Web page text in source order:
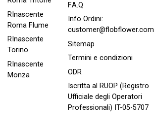
RInascente
Roma FIume
RInascente
Torino
RInascente
Monza
F.A.Q
Info Ordini:
customer@flobflower.com
Sitemap
Termini e condizioni
ODR
Iscritta al RUOP (Registro
Ufficiale degli Operatori
Professionali) IT-05-5707